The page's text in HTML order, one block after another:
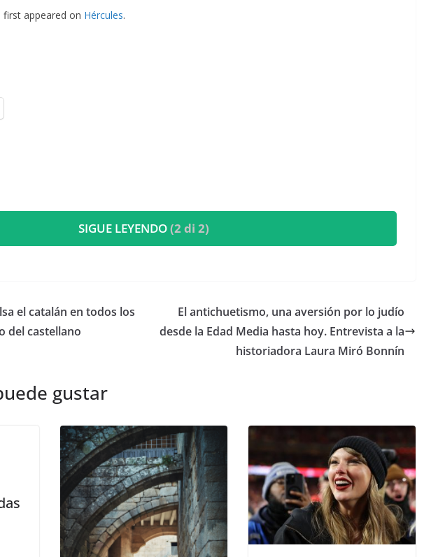
first appeared on Hércules.
SIGUE LEYENDO(2 di 2)
el catalán en todos los
del castellano
El antichuetismo, una aversión por lo judío
desde la Edad Media hasta hoy. Entrevista a la
historiadora Laura Miró Bonnín
gustar